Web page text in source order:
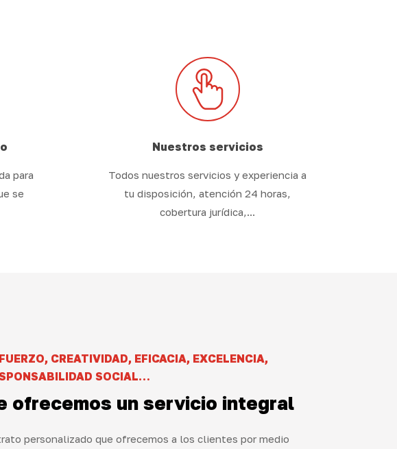
para
se
Nuestros servicios
Todos nuestros servicios y experiencia a
tu disposición, atención 24 horas,
cobertura jurídica,...
CREATIVIDAD, EFICACIA, EXCELENCIA,
SOCIAL…
ofrecemos un servicio integral
personalizado que ofrecemos a los clientes por medio